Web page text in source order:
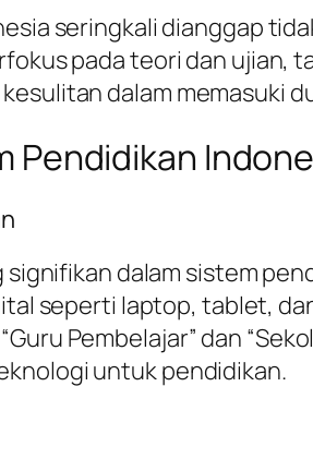
seringkali dianggap
pada teori dan ujian,
dalam memasuki
Pendidikan
signifikan dalam sistem
seperti laptop, tablet,
Pembelajar” dan
untuk pendidikan.